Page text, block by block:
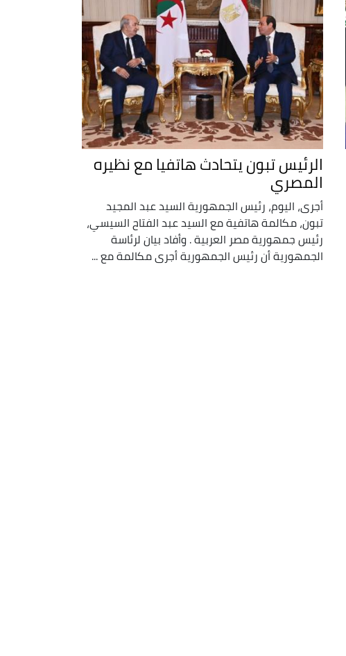
الرئيس تبون يتحادث هاتفيا مع نظيره
المصري
أجرى، اليوم، رئيس الجمهورية السيد عبد المجيد
تبون، مكالمة هاتفية مع السيد عبد الفتاح السيسي،
رئيس جمهورية مصر العربية . وأفاد بيان لرئاسة
الجمهورية أن رئيس الجمهورية أجرى مكالمة مع ...